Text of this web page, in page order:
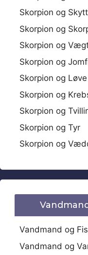
Skorpion og
Skorpion og
Skorpion og
Skorpion og
Skorpion og Løve
Skorpion og
Skorpion og
Skorpion og Tyr
Skorpion og
Vandmand og
Vandmand og